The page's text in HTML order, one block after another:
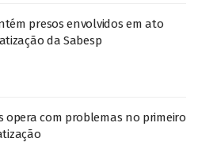
presos envolvidos em ato
da Sabesp
opera com problemas no primeiro